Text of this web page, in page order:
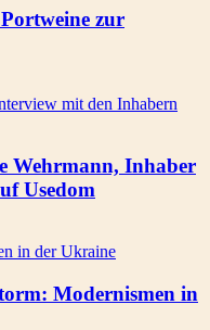
zur
Wehrmann, Inhaber
Usedom
Modernismen in